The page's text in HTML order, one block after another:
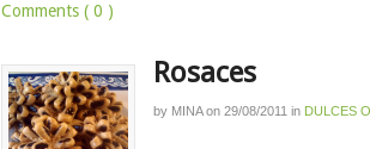
Comments ( 0 )
Rosaces
by MINA on 29/08/2011 in DULCES